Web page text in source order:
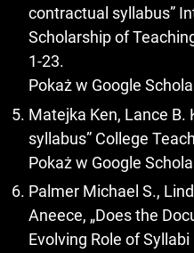
contractual syllabus”
Scholarship of
1-23.
Pokaż w Google
Matejka Ken, Lance B.
syllabus” College
Pokaż w Google
Palmer Michael S.,
Aneece, „Does the
Evolving Role of